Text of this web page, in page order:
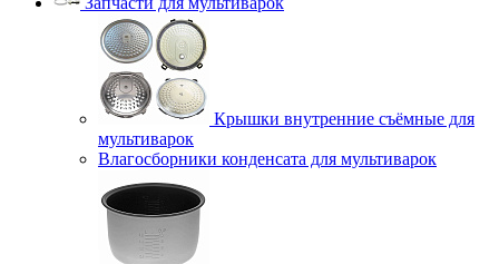
Крышки внутренние съёмные для
мультиварок
Влагосборники конденсата для мультиварок